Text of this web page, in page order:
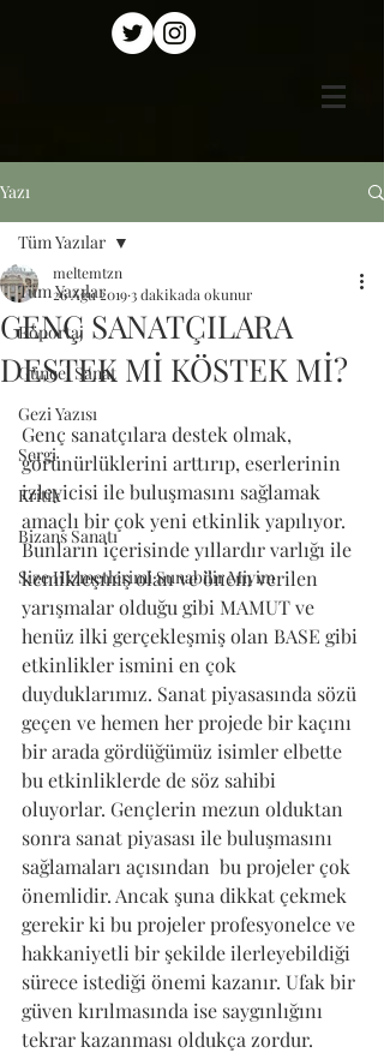
Yazı
Tüm Yazılar
Röportaj
Güncel Sanat
Gezi Yazısı
Sergi
Kritik
Bizans Sanatı
Size Hizmetlerimi Sunabilir Miyim
Tüm Yazılar
GENÇ SANATÇILARA
DESTEK Mİ KÖSTEK Mİ?
meltemtzn
26 Ağu 2019 3 dakikada okunur
Genç sanatçılara destek olmak,
görünürlüklerini arttırıp, eserlerinin
izleyicisi ile buluşmasını sağlamak
amaçlı bir çok yeni etkinlik yapılıyor.
Bunların içerisinde yıllardır varlığı ile
kemikleşmiş olan ve önem verilen
yarışmalar olduğu gibi MAMUT ve
henüz ilki gerçekleşmiş olan BASE gibi
etkinlikler ismini en çok
duyduklarımız. Sanat piyasasında sözü
geçen ve hemen her projede bir kaçını
bir arada gördüğümüz isimler elbette
bu etkinliklerde de söz sahibi
oluyorlar. Gençlerin mezun olduktan
sonra sanat piyasası ile buluşmasını
sağlamaları açısından  bu projeler çok
önemlidir. Ancak şuna dikkat çekmek
gerekir ki bu projeler profesyonelce ve
hakkaniyetli bir şekilde ilerleyebildiği
sürece istediği önemi kazanır. Ufak bir
güven kırılmasında ise saygınlığını
tekrar kazanması oldukça zordur.